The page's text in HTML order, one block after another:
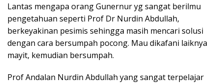
Lantas mengapa orang Gunernur yg sangat berilmu
pengetahuan seperti Prof Dr Nurdin Abdullah,
berkeyakinan pesimis sehingga masih mencari solusi
dengan cara bersumpah pocong. Mau dikafani laiknya
mayit, kemudian bersumpah.
Prof Andalan Nurdin Abdullah yang sangat terpelajar